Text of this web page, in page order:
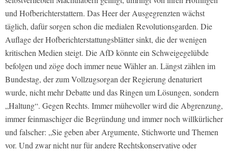
und Hofberichterstattern. Das Heer der Ausgegrenzten wächst
täglich, dafür sorgen schon die medialen Revolutionsgarden. Die
Auflage der Hofberichterstattungsblätter sinkt, die der wenigen
kritischen Medien steigt. Die AfD könnte ein Schweigegelübde
befolgen und zöge doch immer neue Wähler an. Längst zählen im
Bundestag, der zum Vollzugsorgan der Regierung denaturiert
wurde, nicht mehr Debatte und das Ringen um Lösungen, sondern
„Haltung“. Gegen Rechts. Immer mühevoller wird die Abgrenzung,
immer feinmaschiger die Begründung und immer noch willkürlicher
und falscher: „Sie geben aber Argumente, Stichworte und Themen
vor. Und zwar nicht nur für andere Rechtskonservative oder